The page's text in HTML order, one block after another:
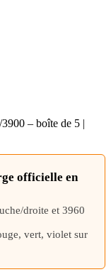
– boîte de 5 |
officielle en
droite et 3960
vert, violet sur